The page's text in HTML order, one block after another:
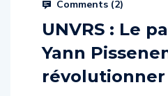
Comments (2)
UNVRS : Le
Yann